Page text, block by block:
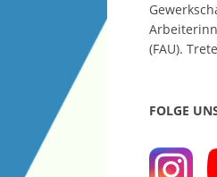
(FAU).
FOLGE